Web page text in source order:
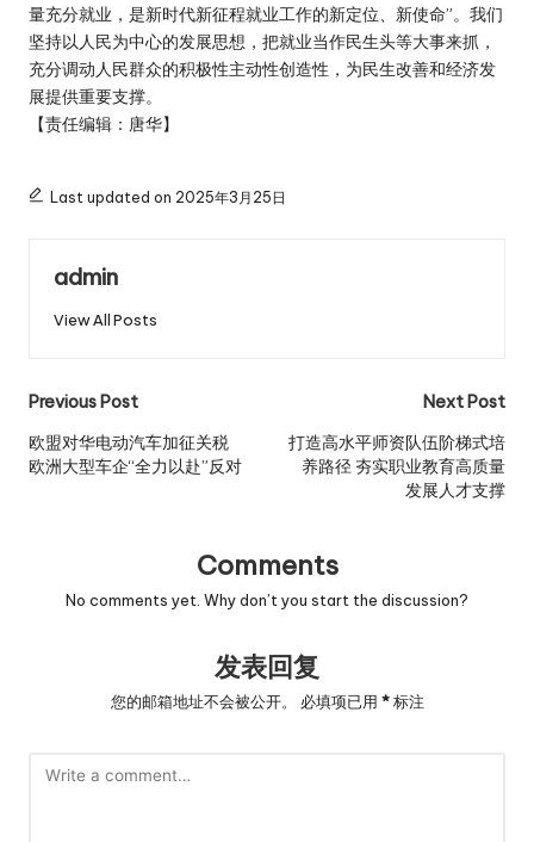
量充分就业，是新时代新征程就业工作的新定位、新使命”。我们
坚持以人民为中心的发展思想，把就业当作民生头等大事来抓，
充分调动人民群众的积极性主动性创造性，为民生改善和经济发
展提供重要支撑。
【责任编辑：唐华】
Last updated on 2025年3月25日
admin
View All Posts
Post
navigation
Previous Post
欧盟对华电动汽车加征关税
欧洲大型车企“全力以赴”反对
Next Post
打造高水平师资队伍阶梯式培
养路径 夯实职业教育高质量
发展人才支撑
Comments
No comments yet. Why don’t you start the discussion?
发表回复
您的邮箱地址不会被公开。 必填项已用 *标注